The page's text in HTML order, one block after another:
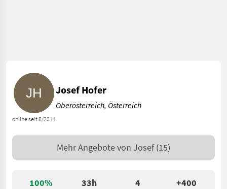
100% 33h 4 +400
online seit 8/2011
Josef Hofer
Oberösterreich, Österreich
Mehr Angebote von Josef (15)